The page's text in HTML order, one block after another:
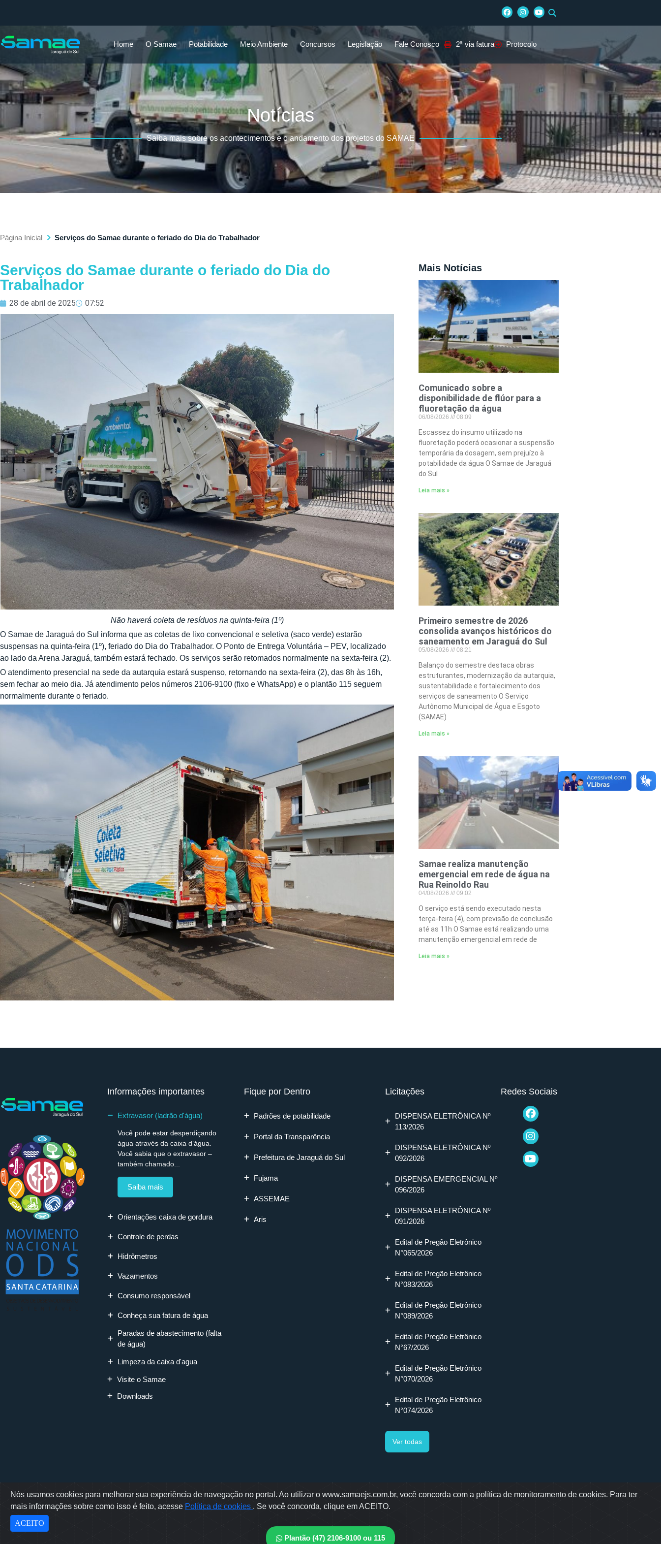
Nós usamos cookies para melhorar sua experiência de navegação no portal. Ao utilizar o www.samaejs.com.br, você concorda com a política de monitoramento de cookies. Para ter
mais informações sobre como isso é feito, acesse Política de cookies . Se você concorda, clique em ACEITO.
ACEITO
Home O Samae Potabilidade Meio Ambiente Concursos Legislação Fale Conosco 2ª via fatura Protocolo
Notícias
Saiba mais sobre os acontecimentos e o andamento dos projetos do SAMAE
Página Inicial Serviços do Samae durante o feriado do Dia do Trabalhador
Serviços do Samae durante o feriado do Dia do
Trabalhador
28 de abril de 2025 07:52
Não haverá coleta de resíduos na quinta-feira (1º)
O Samae de Jaraguá do Sul informa que as coletas de lixo convencional e seletiva (saco verde) estarão
suspensas na quinta-feira (1º), feriado do Dia do Trabalhador. O Ponto de Entrega Voluntária – PEV, localizado
ao lado da Arena Jaraguá, também estará fechado. Os serviços serão retomados normalmente na sexta-feira (2).
O atendimento presencial na sede da autarquia estará suspenso, retornando na sexta-feira (2), das 8h às 16h,
sem fechar ao meio dia. Já atendimento pelos números 2106-9100 (fixo e WhatsApp) e o plantão 115 seguem
normalmente durante o feriado.
Mais Notícias
Comunicado sobre a
disponibilidade de flúor para a
fluoretação da água
06/08/2026 08:09
Escassez do insumo utilizado na
fluoretação poderá ocasionar a suspensão
temporária da dosagem, sem prejuízo à
potabilidade da água O Samae de Jaraguá
do Sul
Leia mais »
Primeiro semestre de 2026
consolida avanços históricos do
saneamento em Jaraguá do Sul
05/08/2026 08:21
Balanço do semestre destaca obras
estruturantes, modernização da autarquia,
sustentabilidade e fortalecimento dos
serviços de saneamento O Serviço
Autônomo Municipal de Água e Esgoto
(SAMAE)
Leia mais »
Samae realiza manutenção
emergencial em rede de água na
Rua Reinoldo Rau
04/08/2026 09:02
O serviço está sendo executado nesta
terça-feira (4), com previsão de conclusão
até as 11h O Samae está realizando uma
manutenção emergencial em rede de
Leia mais »
Informações importantes
Extravasor (ladrão d'água)
Você pode estar desperdiçando
água através da caixa d’água.
Você sabia que o extravasor –
também chamado...
Saiba mais
Orientações caixa de gordura
Controle de perdas
Hidrômetros
Vazamentos
Consumo responsável
Conheça sua fatura de água
Paradas de abastecimento (falta
de água)
Limpeza da caixa d'agua
Visite o Samae
Downloads
Fique por Dentro
Padrões de potabilidade
Portal da Transparência
Prefeitura de Jaraguá do Sul
Fujama
ASSEMAE
Aris
Licitações
DISPENSA ELETRÔNICA Nº
113/2026
DISPENSA ELETRÔNICA Nº
092/2026
DISPENSA EMERGENCIAL Nº
096/2026
DISPENSA ELETRÔNICA Nº
091/2026
Edital de Pregão Eletrônico
N°065/2026
Edital de Pregão Eletrônico
N°083/2026
Edital de Pregão Eletrônico
N°089/2026
Edital de Pregão Eletrônico
N°67/2026
Edital de Pregão Eletrônico
N°070/2026
Edital de Pregão Eletrônico
N°074/2026
Ver todas
Redes Sociais
Rua Erwino Menegotti, 478 - Bairro Água Verde - Jaraguá do Sul - SC
Samae © 2022 - Todos os direitos reservados
Plantão (47) 2106-9100 ou 115